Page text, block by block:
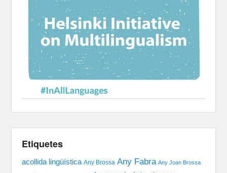
Etiquetes
acollida lingüística Any Brossa Any Fabra Any Joan Brossa